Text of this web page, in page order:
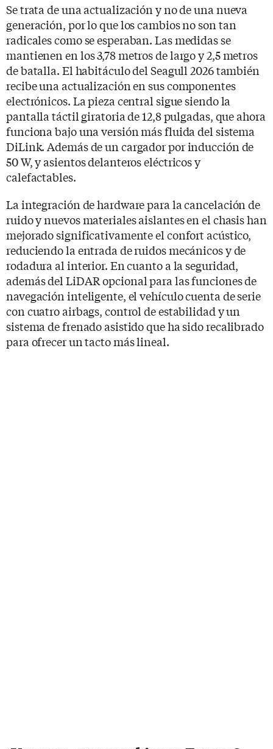
Se trata de una actualización y no de una nueva
generación, por lo que los cambios no son tan
radicales como se esperaban. Las medidas se
mantienen en los 3,78 metros de largo y 2,5 metros
de batalla. El habitáculo del Seagull 2026 también
recibe una actualización en sus componentes
electrónicos. La pieza central sigue siendo la
pantalla táctil giratoria de 12,8 pulgadas, que ahora
funciona bajo una versión más fluida del sistema
DiLink. Además de un cargador por inducción de
50 W, y asientos delanteros eléctricos y
calefactables.
La integración de hardware para la cancelación de
ruido y nuevos materiales aislantes en el chasis han
mejorado significativamente el confort acústico,
reduciendo la entrada de ruidos mecánicos y de
rodadura al interior. En cuanto a la seguridad,
además del LiDAR opcional para las funciones de
navegación inteligente, el vehículo cuenta de serie
con cuatro airbags, control de estabilidad y un
sistema de frenado asistido que ha sido recalibrado
para ofrecer un tacto más lineal.